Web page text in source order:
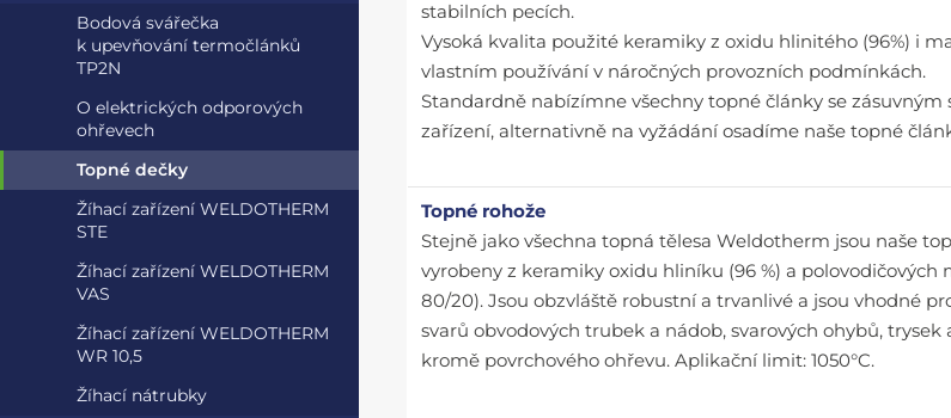
Bodová svářečka
k upevňování termočlánků
TP2N
O elektrických odporových
ohřevech
Topné dečky
Žíhací zařízení WELDOTHERM
STE
Žíhací zařízení WELDOTHERM
VAS
Žíhací zařízení WELDOTHERM
WR 10,5
Žíhací nátrubky
stabilních pecích.
Vysoká kvalita použité keramiky z oxidu hlinitého (96%) i
vlastním používání v náročných provozních podmínkách.
Standardně nabízímne všechny topné články se
zařízení, alternativně na vyžádání osadíme naše topné
Topné rohože
Stejně jako všechna topná tělesa Weldotherm jsou naše
vyrobeny z keramiky oxidu hliníku (96 %) a polovodičových
80/20). Jsou obzvláště robustní a trvanlivé a jsou vhodné
svarů obvodových trubek a nádob, svarových ohybů, trysek
kromě povrchového ohřevu. Aplikační limit: 1050°C.